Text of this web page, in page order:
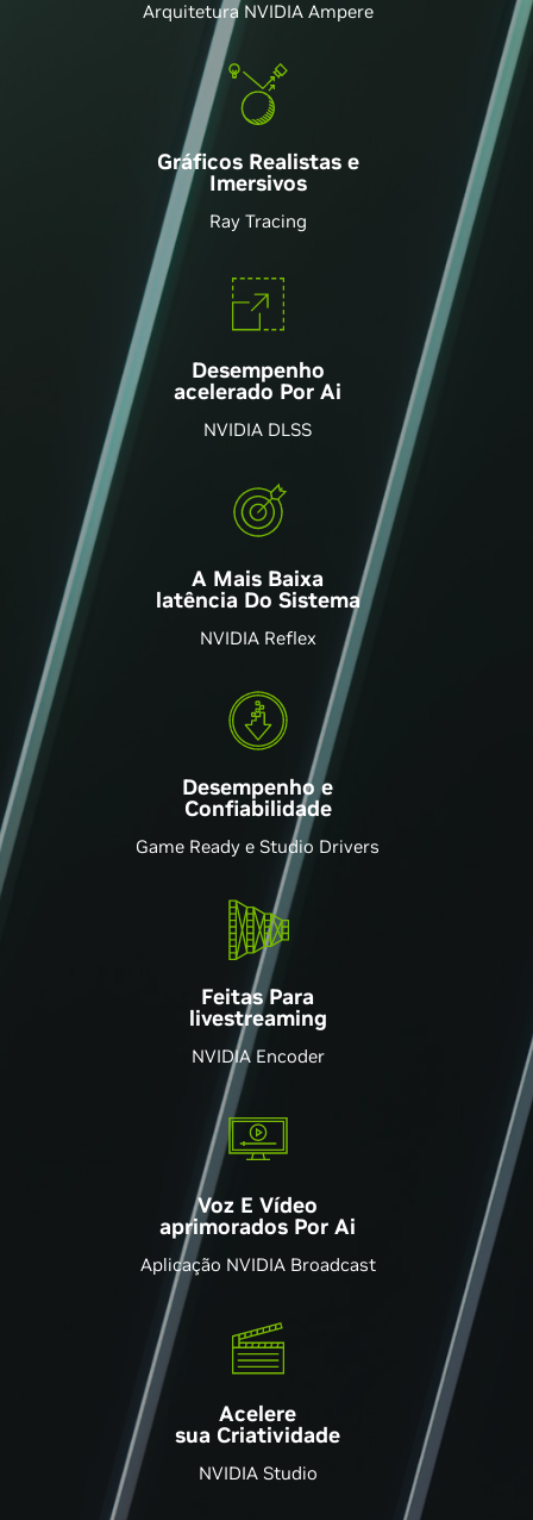
Arquitetura NVIDIA Ampere
Gráficos Realistas e
Imersivos
Ray Tracing
Desempenho
acelerado Por Ai
NVIDIA DLSS
A Mais Baixa
latência Do Sistema
NVIDIA Reflex
Desempenho e
Confiabilidade
Game Ready e Studio Drivers
Feitas Para
livestreaming
NVIDIA Encoder
Voz E Vídeo
aprimorados Por Ai
Aplicação NVIDIA Broadcast
Acelere
sua Criatividade
NVIDIA Studio